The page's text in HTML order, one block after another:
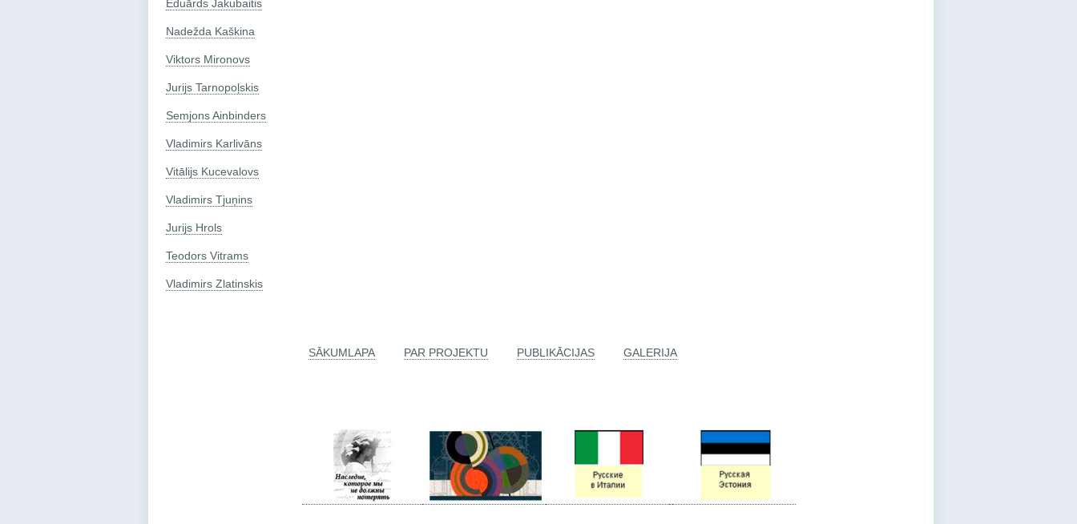
Eduārds Jakubaitis
Nadežda Kaškina
Viktors Mironovs
Jurijs Tarnopoļskis
Semjons Ainbinders
Vladimirs Karlivāns
Vitālijs Kucevalovs
Vladimirs Tjuņins
Jurijs Hrols
Teodors Vitrams
Vladimirs Zlatinskis
SĀKUMLAPA PAR PROJEKTU PUBLIKĀCIJAS GALERIJA